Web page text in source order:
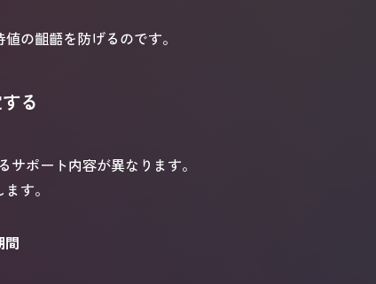
の齟齬を防げるのです。
る
ポート内容が異なります。
す。
間